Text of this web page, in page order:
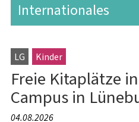
Internationales
LG Kinder
Freie Kitaplätze
Campus in
04.08.2026